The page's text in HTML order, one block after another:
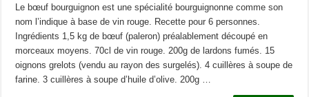
Le bœuf bourguignon est une spécialité bourguignonne comme son
nom l’indique à base de vin rouge. Recette pour 6 personnes.
Ingrédients 1,5 kg de bœuf (paleron) préalablement découpé en
morceaux moyens. 70cl de vin rouge. 200g de lardons fumés. 15
oignons grelots (vendu au rayon des surgelés). 4 cuillères à soupe de
farine. 3 cuillères à soupe d’huile d’olive. 200g …